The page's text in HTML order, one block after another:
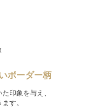
ボーダー柄
印象を与え、
す。